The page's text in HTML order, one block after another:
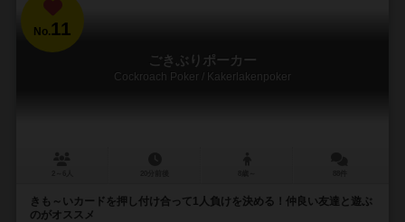
No.11
ごきぶりポーカー
Cockroach Poker / Kakerlakenpoker
きも～いカードを押し付け合って1人負けを決める！仲良い友達と遊ぶ
のがオススメ